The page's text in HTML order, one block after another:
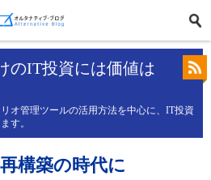
のIT投資には価値は
オ管理ツールの活用方法を中心に、IT投資
す。
構築の時代に